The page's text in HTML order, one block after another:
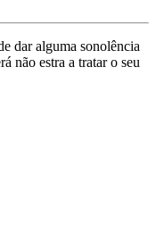
dar alguma sonolência
não estra a tratar o seu